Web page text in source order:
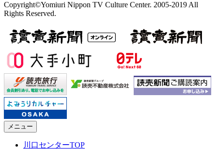
Copyright©Yomiuri Nippon TV Culture Center. 2005-2019 All
Rights Reserved.
メニュー
川口センターTOP